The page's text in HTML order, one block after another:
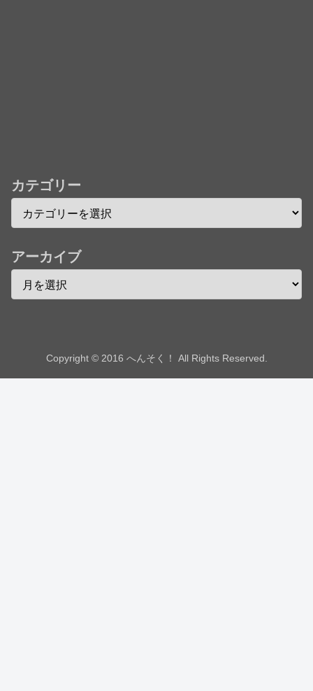
ジかな
Powered by livedoor 相互RSS
カテゴリー
アーカイブ
Copyright © 2016 へんそく！ All Rights Reserved.